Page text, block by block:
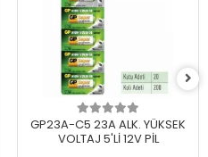
GP23A-C5 23A ALK. YÜKSEK
VOLTAJ 5'Lİ 12V PİL